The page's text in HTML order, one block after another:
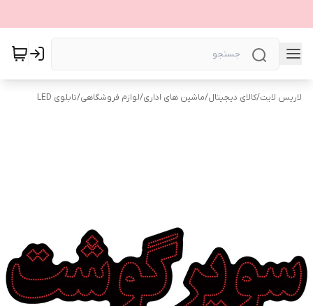
لاریس لایت/کالای دیجیتال/ماشین های اداری/لوازم فروشگاهی/تابلوی LED